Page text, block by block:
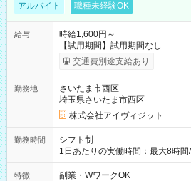
アルバイト 職種未経験OK
給与
時給1,600円～
【試用期間】試用期間なし
交通費別途支給あり
勤務地
さいたま市西区
埼玉県さいたま市西区
株式会社アイヴィジット
勤務時間
シフト制
1日あたりの実働時間：最大8時
00(実働8h、休憩1h) 土日祝含む
ん週5日勤務もOK♪ 勤務期間：2026年8月12日～9月9日※リスト
特徴 副業・WワークOK